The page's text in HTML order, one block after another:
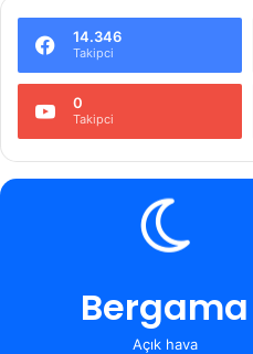
14.346
Takipci
0
Takipci
Bergama
Açık hava